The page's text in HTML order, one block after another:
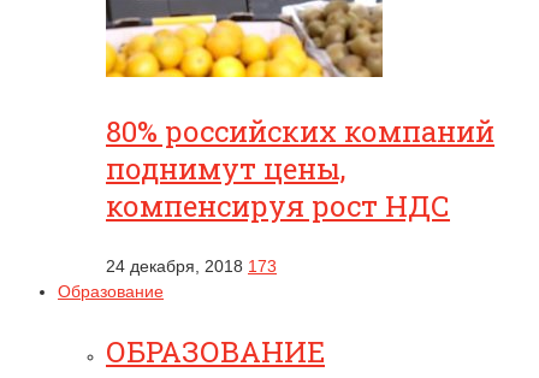
80% российских компаний
поднимут цены,
компенсируя рост НДС
24 декабря, 2018 173
Образование
ОБРАЗОВАНИЕ